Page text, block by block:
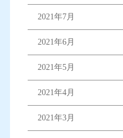
2021年7月
2021年6月
2021年5月
2021年4月
2021年3月